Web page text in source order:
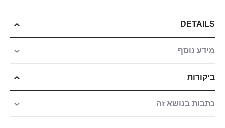
DETAILS
מידע נוסף
ביקורות
כתבות בנושא זה